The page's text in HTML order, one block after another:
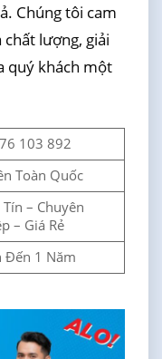
Chúng tôi cam
lượng, giải
quý khách một
103 892
Toàn Quốc
Tín – Chuyên
– Giá Rẻ
Đến 1 Năm